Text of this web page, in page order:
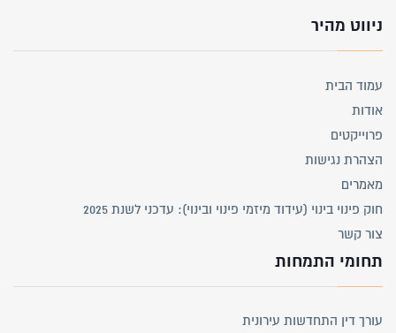
ניווט מהיר
עמוד הבית
אודות
פרוייקטים
הצהרת נגישות
מאמרים
חוק פינוי בינוי (עידוד מיזמי פינוי ובינוי): עדכני לשנת 2025
צור קשר
תחומי התמחות
עורך דין התחדשות עירונית